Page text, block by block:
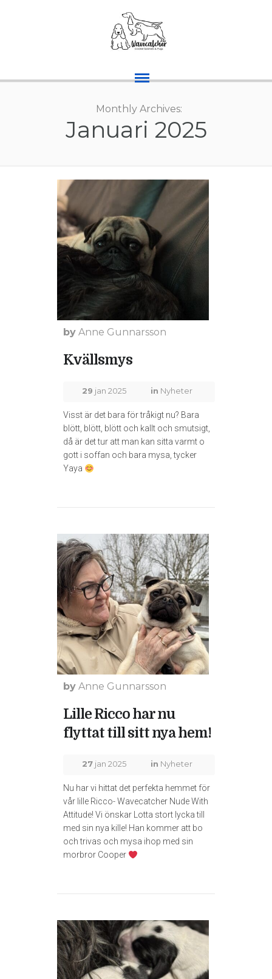
Monthly Archives:
Januari 2025
by Anne Gunnarsson
Kvällsmys
29 jan 2025 in Nyheter
Visst är det bara för tråkigt nu? Bara
blött, blött, blött och kallt och smutsigt,
då är det tur att man kan sitta varmt o
gott i soffan och bara mysa, tycker
Yaya
by Anne Gunnarsson
Lille Ricco har nu
flyttat till sitt nya hem!
27 jan 2025 in Nyheter
Nu har vi hittat det perfekta hemmet för
vår lille Ricco- Wavecatcher Nude With
Attitude! Vi önskar Lotta stort lycka till
med sin nya kille! Han kommer att bo
och trivas och mysa ihop med sin
morbror Cooper